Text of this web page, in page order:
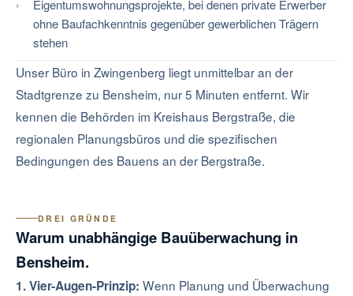
Eigentumswohnungsprojekte, bei denen private Erwerber
ohne Baufachkenntnis gegenüber gewerblichen Trägern
stehen
Unser Büro in Zwingenberg liegt unmittelbar an der
Stadtgrenze zu Bensheim, nur 5 Minuten entfernt. Wir
kennen die Behörden im Kreishaus Bergstraße, die
regionalen Planungsbüros und die spezifischen
Bedingungen des Bauens an der Bergstraße.
DREI GRÜNDE
Warum unabhängige Bauüberwachung in
Bensheim.
1. Vier-Augen-Prinzip: Wenn Planung und Überwachung